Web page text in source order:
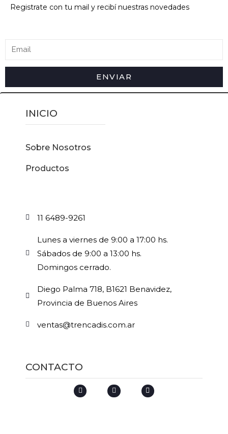
Registrate con tu mail y recibí nuestras novedades
ENVIAR
INICIO
Sobre Nosotros
Productos
11 6489-9261
Lunes a viernes de 9:00 a 17:00 hs.
Sábados de 9:00 a 13:00 hs.
Domingos cerrado.
Diego Palma 718, B1621 Benavidez,
Provincia de Buenos Aires
ventas@trencadis.com.ar
CONTACTO